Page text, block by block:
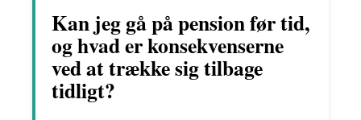
Kan jeg gå på pension før tid,
og hvad er konsekvenserne
ved at trække sig tilbage
tidligt?